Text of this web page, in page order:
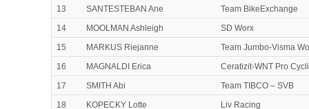
13
SANTESTEBAN Ane
Team BikeExchange
14
MOOLMAN Ashleigh
SD Worx
15
MARKUS Riejanne
Team Jumbo-Visma
16
MAGNALDI Erica
Ceratizit-WNT Pro
17
SMITH Abi
Team TIBCO – SVB
18
KOPECKY Lotte
Liv Racing